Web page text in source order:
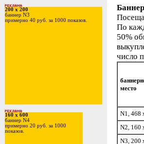
200 x 200
баннер N3
примерно 40 руб. за 1000 показов.
160 x 600
баннер N4
примерно 20 руб. за 1000
показов.
По
50%
число
место
N1, 468
N2, 160
N3, 200